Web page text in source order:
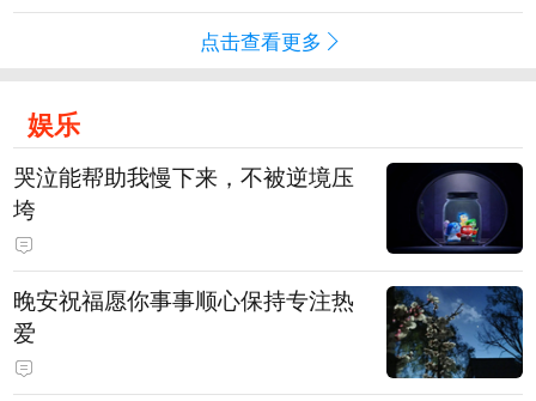
点击查看更多
娱乐
哭泣能帮助我慢下来，不被逆境压
垮
晚安祝福愿你事事顺心保持专注热
爱